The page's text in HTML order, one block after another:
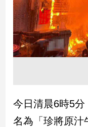
地
產
品
政
治
今日清晨6時5
名為「珍將原汁